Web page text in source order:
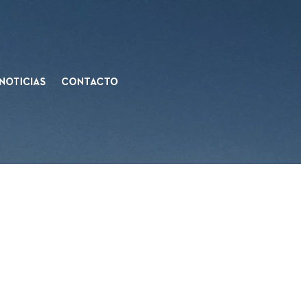
NOTICIAS CONTACTO